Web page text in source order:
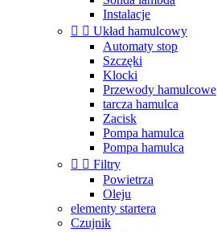
Instalacje
  Układ hamulcowy
Automaty stop
Szczęki
Klocki
Przewody hamulcowe
tarcza hamulca
Zacisk
Pompa hamulca
Pompa hamulca
  Filtry
Powietrza
Oleju
elementy startera
Czujnik